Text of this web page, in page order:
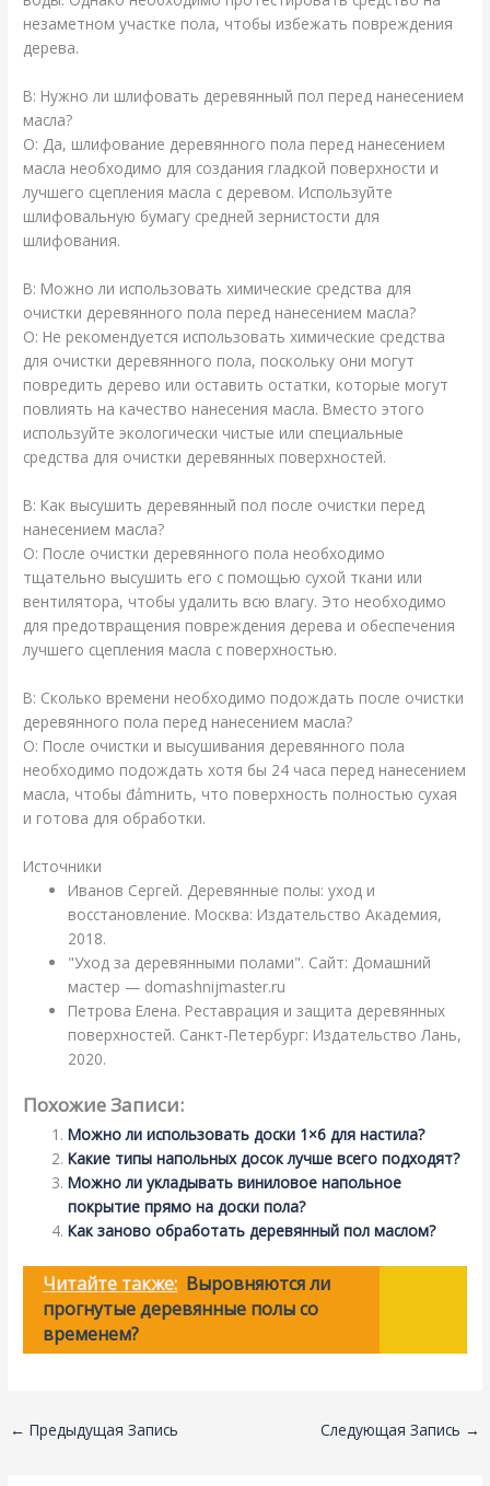
незаметном участке пола, чтобы избежать повреждения
дерева.
В: Нужно ли шлифовать деревянный пол перед нанесением
масла?
О: Да, шлифование деревянного пола перед нанесением
масла необходимо для создания гладкой поверхности и
лучшего сцепления масла с деревом. Используйте
шлифовальную бумагу средней зернистости для
шлифования.
В: Можно ли использовать химические средства для
очистки деревянного пола перед нанесением масла?
О: Не рекомендуется использовать химические средства
для очистки деревянного пола, поскольку они могут
повредить дерево или оставить остатки, которые могут
повлиять на качество нанесения масла. Вместо этого
используйте экологически чистые или специальные
средства для очистки деревянных поверхностей.
В: Как высушить деревянный пол после очистки перед
нанесением масла?
О: После очистки деревянного пола необходимо
тщательно высушить его с помощью сухой ткани или
вентилятора, чтобы удалить всю влагу. Это необходимо
для предотвращения повреждения дерева и обеспечения
лучшего сцепления масла с поверхностью.
В: Сколько времени необходимо подождать после очистки
деревянного пола перед нанесением масла?
О: После очистки и высушивания деревянного пола
необходимо подождать хотя бы 24 часа перед нанесением
масла, чтобы đảmнить, что поверхность полностью сухая
и готова для обработки.
Источники
Иванов Сергей. Деревянные полы: уход и
восстановление. Москва: Издательство Академия,
2018.
"Уход за деревянными полами". Сайт: Домашний
мастер — domashnijmaster.ru
Петрова Елена. Реставрация и защита деревянных
поверхностей. Санкт-Петербург: Издательство Лань,
2020.
Похожие Записи:
Можно ли использовать доски 1×6 для настила?
Какие типы напольных досок лучше всего подходят?
Можно ли укладывать виниловое напольное
покрытие прямо на доски пола?
Как заново обработать деревянный пол маслом?
Читайте также: Выровняются ли
прогнутые деревянные полы со
временем?
← Предыдущая Запись Следующая Запись →